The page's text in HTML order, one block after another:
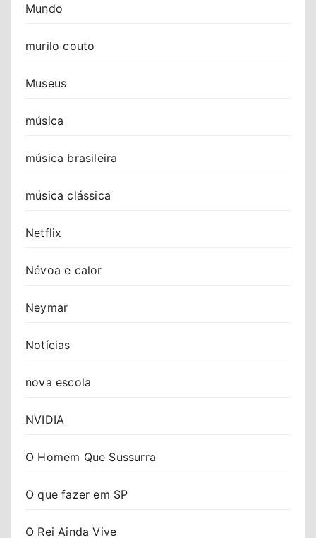
Mundo
murilo couto
Museus
música
música brasileira
música clássica
Netflix
Névoa e calor
Neymar
Notícias
nova escola
NVIDIA
O Homem Que Sussurra
O que fazer em SP
O Rei Ainda Vive